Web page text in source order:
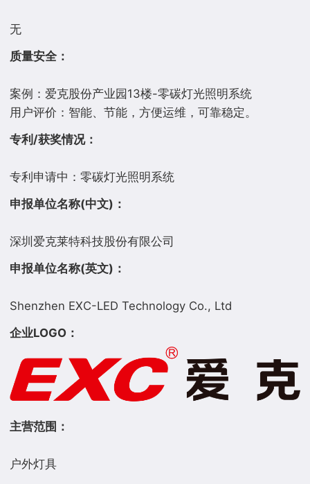
质量安全：
案例：爱克股份产业园13楼-零碳灯光照明系统
专利/获奖情况：
申报单位名称(中文)：
申报单位名称(英文)：
企业LOGO：
主营范围：